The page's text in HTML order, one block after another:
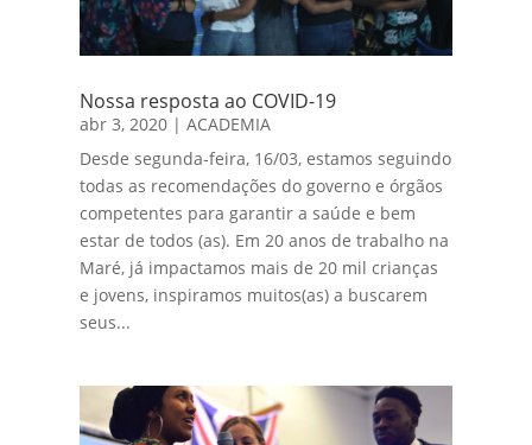
Nossa resposta ao COVID-19
abr 3, 2020 |ACADEMIA
Desde segunda-feira, 16/03, estamos seguindo
todas as recomendações do governo e órgãos
competentes para garantir a saúde e bem
estar de todos (as). Em 20 anos de trabalho na
Maré, já impactamos mais de 20 mil crianças
e jovens, inspiramos muitos(as) a buscarem
seus...